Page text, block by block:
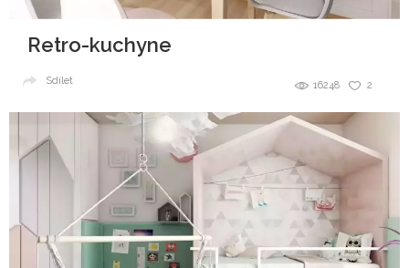
Retro-kuchyne
2
16248
Sdílet